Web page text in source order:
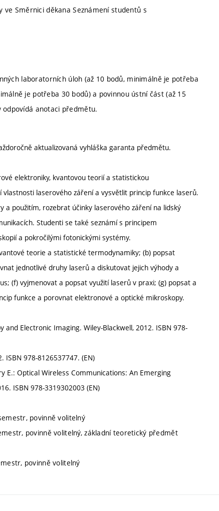
Směrnici děkana Seznámení studentů s
laboratorních úloh (až 10 bodů, minimálně je potřeba
je potřeba 30 bodů) a povinnou ústní část (až 15
anotaci předmětu.
aktualizovaná vyhláška garanta předmětu.
elektroniky, kvantovou teorií a statistickou
laserového záření a vysvětlit princip funkce laserů.
použitím, rozebrat účinky laserového záření na lidský
Studenti se také seznámí s principem
a pokročilými fotonickými systémy.
teorie a statistické termodynamiky; (b) popsat
jednotlivé druhy laserů a diskutovat jejich výhody a
(f) vyjmenovat a popsat využití laserů v praxi; (g) popsat a
funkce a porovnat elektronové a optické mikroskopy.
and Electronic Imaging. Wiley-Blackwell, 2012. ISBN 978-
ISBN 978-8126537747. (EN)
E.: Optical Wireless Communications: An Emerging
ISBN 978-3319302003 (EN)
povinně volitelný
povinně volitelný, základní teoretický předmět
povinně volitelný